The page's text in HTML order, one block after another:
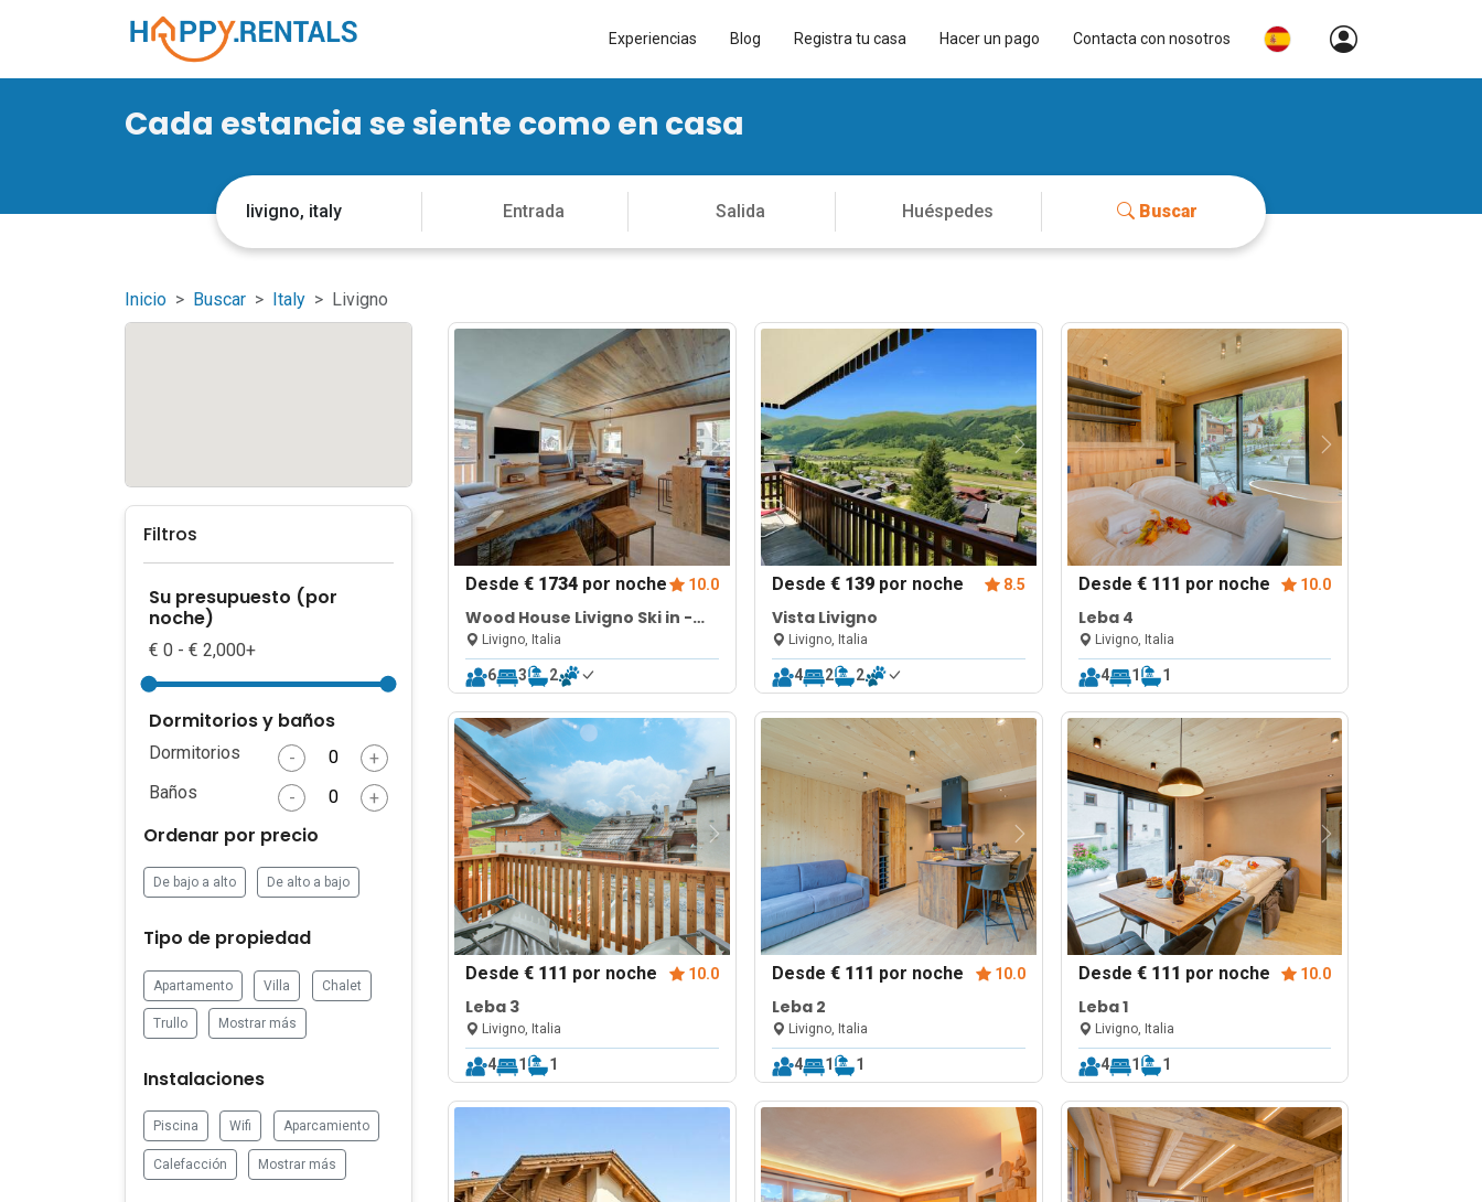
Experiencias Blog Registra tu casa Hacer un pago Contacta con nosotros
Cada estancia se siente como en casa
Buscar
Inicio Buscar Italy Livigno
Filtros
Su presupuesto (por
noche)
€ 0 - € 2,000+
Dormitorios y baños
Dormitorios -
+
Baños
- +
Ordenar por precio
De bajo a alto De alto a bajo
Tipo de propiedad
Apartamento Villa Chalet
Trullo Mostrar más
Instalaciones
Piscina Wifi Aparcamiento
Calefacción Mostrar más
Desde€ 1734 por noche 10.0
Wood House Livigno Ski in -
Ski out 10m
Livigno, Italia
6 3 2
Desde € 139por noche 8.5
Vista Livigno
Livigno, Italia
4 2 2
Desde € 111 por noche 10.0
Leba 4
Livigno, Italia
4 1 1
Desde€ 111 por noche 10.0
Leba 3
Livigno, Italia
4 1 1
Desde € 111 por noche 10.0
Leba 2
Livigno, Italia
4 1 1
Desde € 111 por noche 10.0
Leba 1
Livigno, Italia
4 1 1